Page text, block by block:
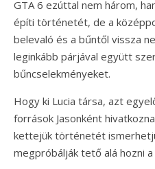
GTA 6 ezúttal nem három,
építi történetét, de a
belevaló és a bűntől vissza
leginkább párjával együtt
bűncselekményeket.
Hogy ki Lucia társa, azt
források Jasonként
kettejük történetét
megpróbálják tető alá hozni